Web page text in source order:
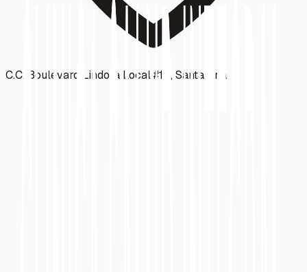
C.C. Boulevard Lindora Local #14, Santa Ana